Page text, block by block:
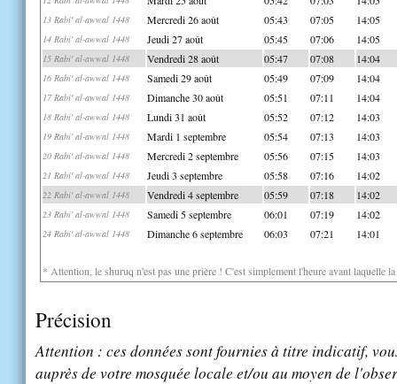
13 Rabi' al-awwal 1448 Mercredi 26 août 05:43 07:05 14:05
14 Rabi' al-awwal 1448 Jeudi 27 août 05:45 07:06 14:05
15 Rabi' al-awwal 1448 Vendredi 28 août 05:47 07:08 14:04
16 Rabi' al-awwal 1448 Samedi 29 août 05:49 07:09 14:04
17 Rabi' al-awwal 1448 Dimanche 30 août 05:51 07:11 14:04
18 Rabi' al-awwal 1448 Lundi 31 août 05:52 07:12 14:03
19 Rabi' al-awwal 1448 Mardi 1 septembre 05:54 07:13 14:03
20 Rabi' al-awwal 1448 Mercredi 2 septembre 05:56 07:15 14:03
21 Rabi' al-awwal 1448 Jeudi 3 septembre 05:58 07:16 14:02
22 Rabi' al-awwal 1448 Vendredi 4 septembre 05:59 07:18 14:02
23 Rabi' al-awwal 1448 Samedi 5 septembre 06:01 07:19 14:02
24 Rabi' al-awwal 1448 Dimanche 6 septembre 06:03 07:21 14:01
* Attention, le shuruq n'est pas une prière ! C'est simplement l'heure avant laquelle
Précision
Attention : ces données sont fournies à titre indicatif,
auprès de votre mosquée locale et/ou au moyen de